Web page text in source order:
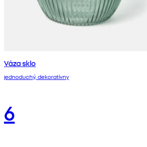
Váza sklo
jednoduchý, dekoratívny
6